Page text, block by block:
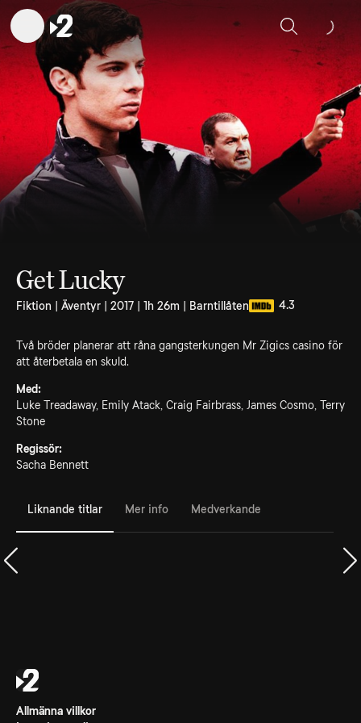
Sök
Get Lucky
Fiktion | Äventyr | 2017 | 1h 26m | Barntillåten 4.3
Två bröder planerar att råna gangsterkungen Mr Zigics casino för
att återbetala en skuld.
Med:
Luke Treadaway, Emily Atack, Craig Fairbrass, James Cosmo, Terry
Stone
Regissör:
Sacha Bennett
Liknande titlar Mer info Medverkande
Allmänna villkor